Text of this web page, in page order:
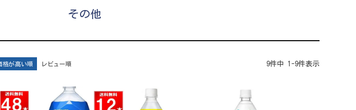
その他
格が高い順 レビュー順 9件中 1 -9件表示